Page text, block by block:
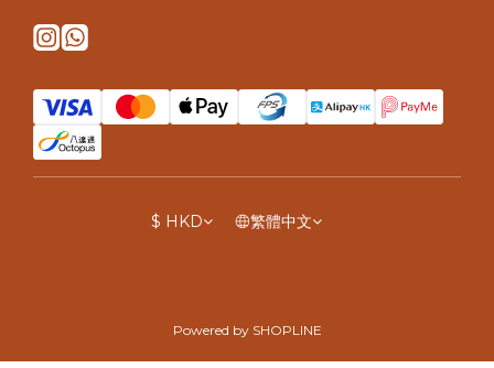
$ HKD 繁體中文
Powered by SHOPLINE